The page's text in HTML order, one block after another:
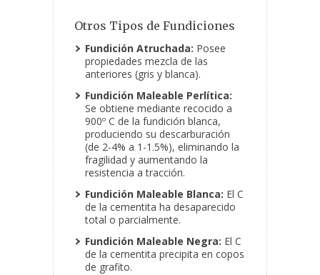
Otros Tipos de Fundiciones
Fundición Atruchada: Posee
propiedades mezcla de las
anteriores (gris y blanca).
Fundición Maleable Perlítica:
Se obtiene mediante recocido a
900º C de la fundición blanca,
produciendo su descarburación
(de 2-4% a 1-1.5%), eliminando la
fragilidad y aumentando la
resistencia a tracción.
Fundición Maleable Blanca: El C
de la cementita ha desaparecido
total o parcialmente.
Fundición Maleable Negra: El C
de la cementita precipita en copos
de grafito.